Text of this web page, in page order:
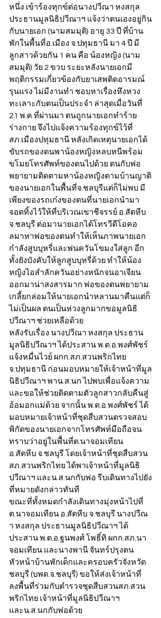
หนึ่ง เข้าร้องทุกข์ต่อนางปวีณา หงสกุล
ประธานมูลนิธิปวีณาฯ แจ้งว่าตนเองอยู่กิน
กับนายเอก (นามสมมุติ) อายุ 33 ปี ที่บ้าน
พักในพื้นที่อ.เมือง จ.ปทุมธานี มา 4 ปี มี
ลูกสาวด้วยกัน 1 คน คือ น้องหญิง (นาม
สมมุติ) วัย 2 ขวบ ระยะหลังนายเอกมี
พฤติกรรมเกี่ยวข้องกับยาเสพติดอารมณ์
รุนแรง ไม่มีงานทำ ชอบหาเรื่องหึงหวง
ทะเลาะกับตนเป็นประจำ ล่าสุดเมื่อวันที่
21 พ.ค.ที่ผ่านมา ตนถูกนายเอกทำร้าย
ร่างกาย จึงไปแจ้งความร้องทุกข์ไว้ที่
สภ.เมืองปทุมธานี หลังเกิดเหตุนายเอกได้
ขับรถของตนพาน้องหญิงหลบหนีพร้อม
ขโมยโทรศัพท์ของตนไปด้วย ตนกับพ่อ
พยายามติดตามหาน้องหญิงตามบ้านญาติ
ของนายเอกในพื้นที่จ.ชลบุรีแต่ก็ไม่พบ มี
เพียงของรถเก๋งของตนที่นายเอกนำมา
จอดทิ้งไว้ให้ที่บริเวณเขาชีจรรย์ อ.สัตหีบ
จ.ชลบุรี ต่อมานายเอกได้โทรวีดีโอคอ
ลมาหาพ่อของตนทำให้เห็นภาพนายเอก
กำลังสูบบุหรี่และพ่นควันโขมงใส่ลูก อีก
ทั้งยังบังคับให้ลูกสูบบุหรี่ด้วย ทำให้น้อง
หญิงไอสำลักควันอย่างหนักจนอาเจียน
ออกมาน่าสงสารมาก พ่อของตนพยายาม
เกลี้ยกล่อมให้นายเอกนำหลานมาคืนแต่ก็
ไม่เป็นผล ตนเป็นห่วงลูกมากขอมูลนิธิ
ปวีณาฯ ช่วยเหลือด้วย
หลังรับเรื่อง นางปวีณา หงสกุล ประธาน
มูลนิธิปวีณาฯ ได้ประสาน พ.ต.อ.พงศ์พัชร์
แจ้งหมื่นไวย์ ผกก.สภ.สวนพริกไทย
จ.ปทุมธานี ก่อนมอบหมายให้เจ้าหน้าที่มูล
นิธิปวีณาฯ พาน.ส.นก ไปพบเพื่อแจ้งความ
และขอให้ช่วยติดตามตัวลูกสาวกลับคืนสู่
อ้อมอกแม่ด้วย จากนั้น พ.ต.อ.พงศ์พัชร์ ได้
มอบหมายเจ้าหน้าที่ชุดสืบสวนตรวจสอบ
พิกัดของนายเอกจากโทรศัพท์มือถือจน
ทราบว่าอยู่ในพื้นที่ต.นาจอมเทียน
อ.สัตหีบ จ.ชลบุรี โดยเจ้าหน้าที่ชุดสืบสวน
สภ.สวนพริกไทย ได้พาเจ้าหน้าที่มูลนิธิ
ปวีณาฯ และน.ส.นกกับพ่อ รีบเดินทางไปยัง
ที่หมายดังกล่าวทันที
ขณะที่ทั้งหมดกำลังเดินทางมุ่งหน้าไปที่
ต.นาจอมเทียน อ.สัตหีบ จ.ชลบุรี นางปวีณ
า หงสกุล ประธานมูลนิธิปวีณาฯ ได้
ประสาน พ.ต.อ.ฐนพงศ์ โพธิ์ทิ ผกก.สภ.นา
จอมเทียน และนางพานี จันทร์ปรุงตน
หัวหน้าบ้านพักเด็กและครอบครัวจังหวัด
ชลบุรี (บพด.จ.ชลบุรี) ขอให้ส่งเจ้าหน้าที่
ลงพื้นที่ร่วมกับตำรวจชุดสืบสวนสภ.สวน
พริกไทย เจ้าหน้าที่มูลนิธิปวีณาฯ
และน.ส.นกกับพ่อด้วย